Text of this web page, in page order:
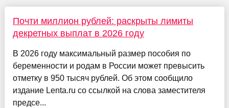
Почти миллион рублей: раскрыты лимиты
декретных выплат в 2026 году
В 2026 году максимальный размер пособия по
беременности и родам в России может превысить
отметку в 950 тысяч рублей. Об этом сообщило
издание Lenta.ru со ссылкой на слова заместителя
предсе...